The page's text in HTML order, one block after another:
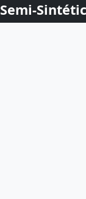
Semi-